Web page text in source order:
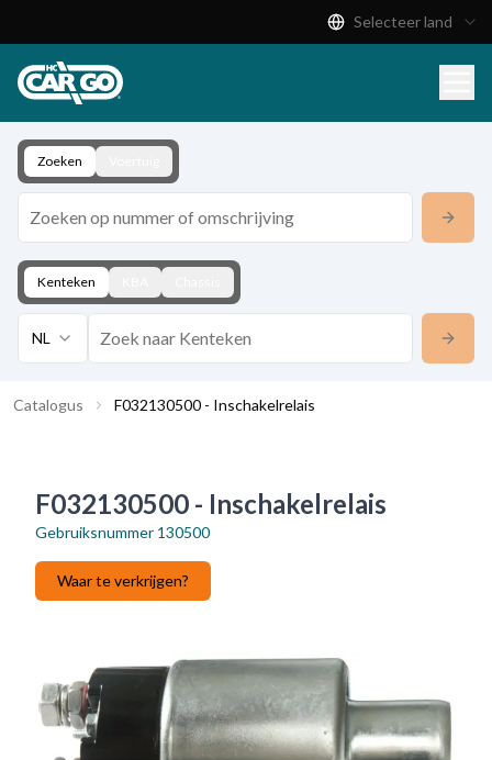
Download
Contact
Selecteer land
Zoeken
Kenteken
NL
Catalogus F032130500 - Inschakelrelais
F032130500 - Inschakelrelais
Gebruiksnummer 130500
Waar te verkrijgen?